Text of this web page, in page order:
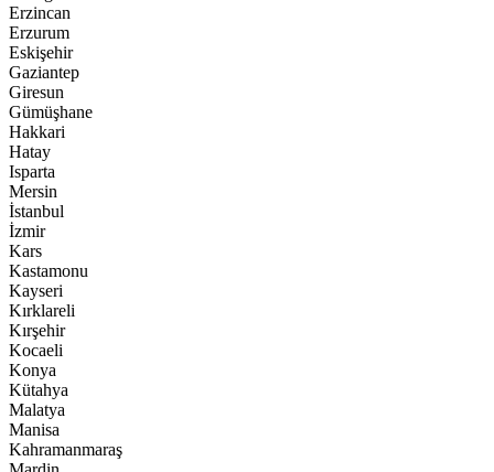
Erzincan
Erzurum
Eskişehir
Gaziantep
Giresun
Gümüşhane
Hakkari
Hatay
Isparta
Mersin
İstanbul
İzmir
Kars
Kastamonu
Kayseri
Kırklareli
Kırşehir
Kocaeli
Konya
Kütahya
Malatya
Manisa
Kahramanmaraş